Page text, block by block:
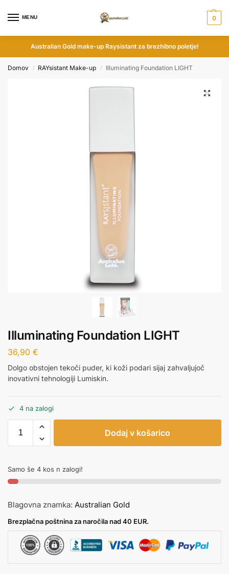
MENU 0
Australian Gold make-up Raysistant za brezhibno poletje!
Domov / RAYsistant Make-up / Illuminating Foundation LIGHT
Illuminating Foundation LIGHT
36,90 €
Dolgo obstojen tekoči puder, ki koži podari sijaj zahvaljujoč
inovativni tehnologiji Lumiskin.
4 na zalogi
Dodaj v košarico
Samo še 4 kos n zalogi!
Blagovna znamka: Australian Gold
Brezplačna poštnina za naročila nad 40 EUR.